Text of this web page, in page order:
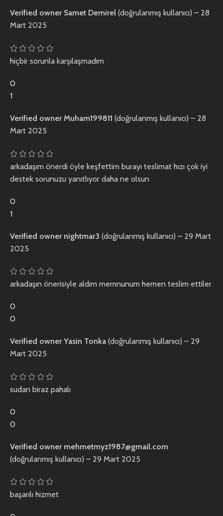
Verified owner Samet Demirel (doğrulanmış kullanıcı) – 28
Mart 2025
hiçbir sorunla karşılaşmadım
0
1
Verified ownerMuham199811 (doğrulanmış kullanıcı) – 28
Mart 2025
arkadaşım önerdi öyle keşfettim burayı teslimat hızı çok iyi
destek sorunuzu yanıtlıyor daha ne olsun
0
1
Verified owner nightmar3 (doğrulanmış kullanıcı) – 29 Mart
2025
arkadaşın önerisiyle aldım memnunum hemen teslim ettiler
0
0
Verified ownerYasin Tonka (doğrulanmış kullanıcı) – 29
Mart 2025
sudan biraz pahalı
0
0
Verified owner mehmetmyz1987@gmail.com
(doğrulanmış kullanıcı) – 29 Mart 2025
başarılı hizmet